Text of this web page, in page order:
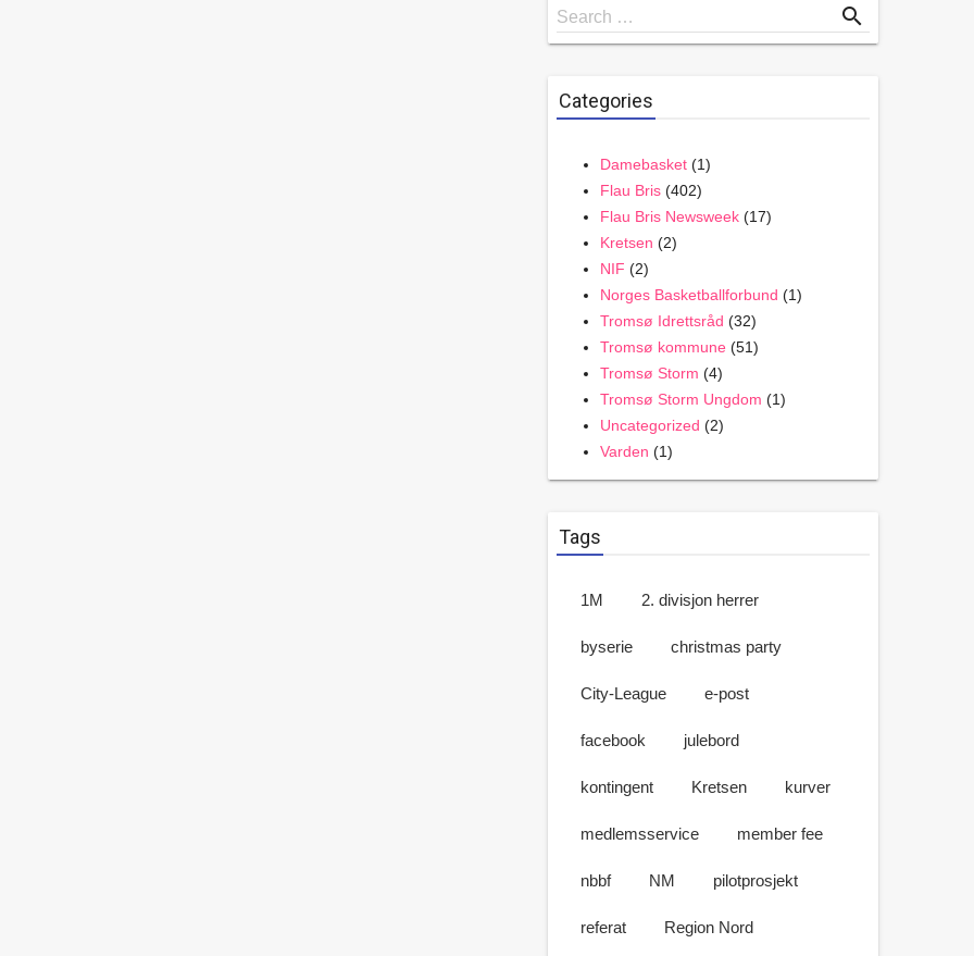
Search
for
Search … search
Categories
Damebasket (1)
Flau Bris (402)
Flau Bris Newsweek (17)
Kretsen (2)
NIF (2)
Norges Basketballforbund (1)
Tromsø Idrettsråd (32)
Tromsø kommune (51)
Tromsø Storm (4)
Tromsø Storm Ungdom (1)
Uncategorized (2)
Varden (1)
Tags
1M 2. divisjon herrer
byserie christmas party
City-League e-post
facebook julebord
kontingent Kretsen kurver
medlemsservice member fee
nbbf NM pilotprosjekt
referat Region Nord